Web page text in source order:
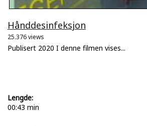
Hånddesinfeksjon
25.376 views
Publisert 2020 I denne filmen vises...
Lengde:
00:43 min